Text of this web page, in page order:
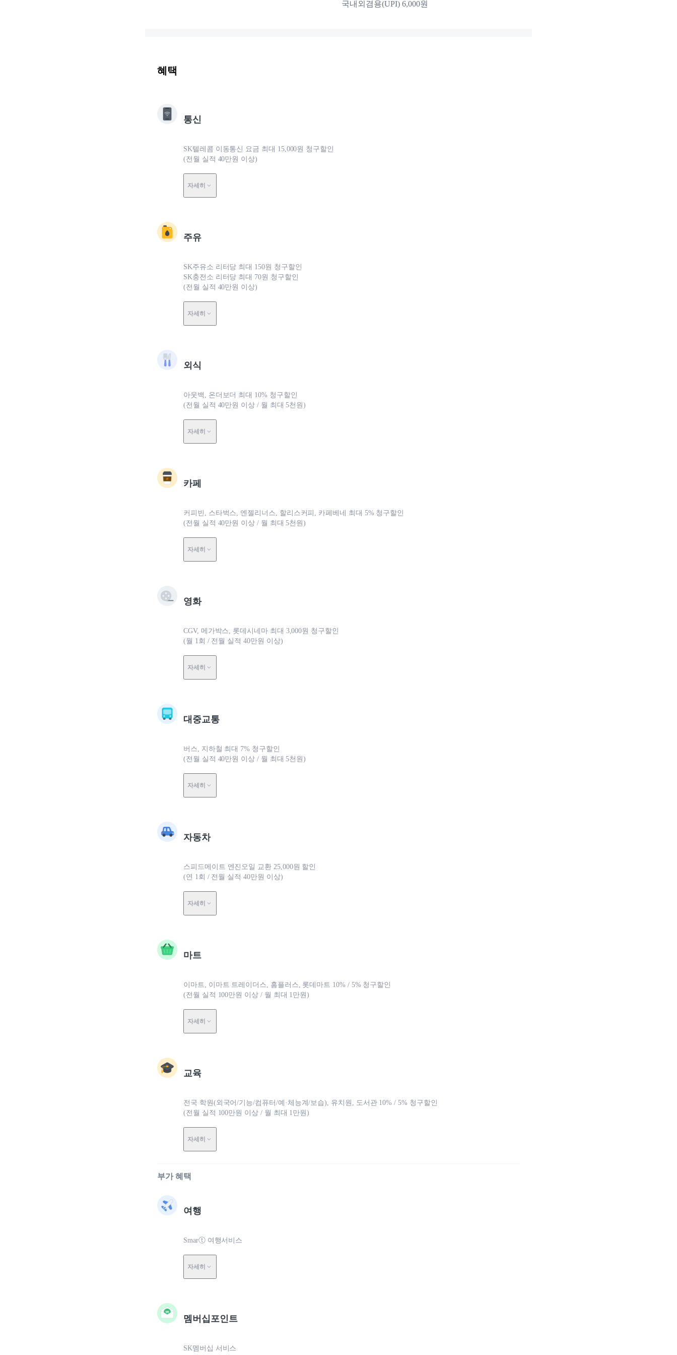
국내외겸용(UPI) 6,000원
혜택
통신
SK텔레콤 이동통신 요금 최대 15,000원 청구할인
(전월 실적 40만원 이상)
자세히
주유
SK주유소 리터당 최대 150원 청구할인
SK충전소 리터당 최대 70원 청구할인
(전월 실적 40만원 이상)
자세히
외식
아웃백, 온더보더 최대 10% 청구할인
(전월 실적 40만원 이상 / 월 최대 5천원)
자세히
카페
커피빈, 스타벅스, 엔젤리너스, 할리스커피, 카페베네 최대 5% 청구할인
(전월 실적 40만원 이상 / 월 최대 5천원)
자세히
영화
CGV, 메가박스, 롯데시네마 최대 3,000원 청구할인
(월 1회 / 전월 실적 40만원 이상)
자세히
대중교통
버스, 지하철 최대 7% 청구할인
(전월 실적 40만원 이상 / 월 최대 5천원)
자세히
자동차
스피드메이트 엔진오일 교환 25,000원 할인
(연 1회 / 전월 실적 40만원 이상)
자세히
마트
이마트, 이마트 트레이더스, 홈플러스, 롯데마트 10% / 5% 청구할인
(전월 실적 100만원 이상 / 월 최대 1만원)
자세히
교육
전국 학원(외국어/기능/컴퓨터/예·체능계/보습), 유치원, 도서관 10% / 5% 청구할인
(전월 실적 100만원 이상 / 월 최대 1만원)
자세히
부가 혜택
여행
Smarⓣ 여행서비스
자세히
멤버십포인트
SK멤버십 서비스